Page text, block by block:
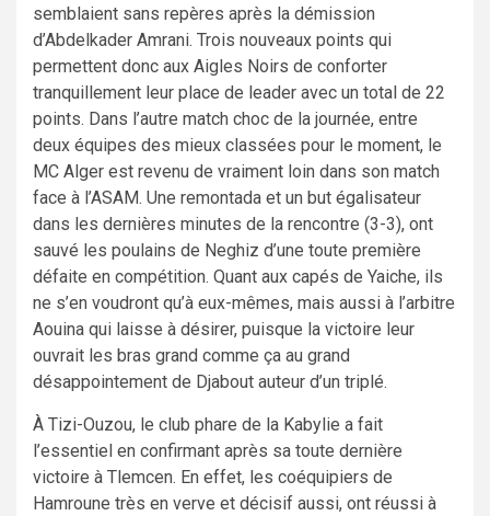
semblaient sans repères après la démission
d’Abdelkader Amrani. Trois nouveaux points qui
permettent donc aux Aigles Noirs de conforter
tranquillement leur place de leader avec un total de 22
points. Dans l’autre match choc de la journée, entre
deux équipes des mieux classées pour le moment, le
MC Alger est revenu de vraiment loin dans son match
face à l’ASAM. Une remontada et un but égalisateur
dans les dernières minutes de la rencontre (3-3), ont
sauvé les poulains de Neghiz d’une toute première
défaite en compétition. Quant aux capés de Yaiche, ils
ne s’en voudront qu’à eux-mêmes, mais aussi à l’arbitre
Aouina qui laisse à désirer, puisque la victoire leur
ouvrait les bras grand comme ça au grand
désappointement de Djabout auteur d’un triplé.
À Tizi-Ouzou, le club phare de la Kabylie a fait
l’essentiel en confirmant après sa toute dernière
victoire à Tlemcen. En effet, les coéquipiers de
Hamroune très en verve et décisif aussi, ont réussi à